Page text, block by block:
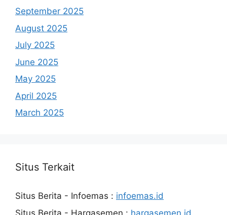
September 2025
August 2025
July 2025
June 2025
May 2025
April 2025
March 2025
Situs Terkait
Situs Berita - Infoemas : infoemas.id
Situs Berita - Hargasemen : hargasemen.id